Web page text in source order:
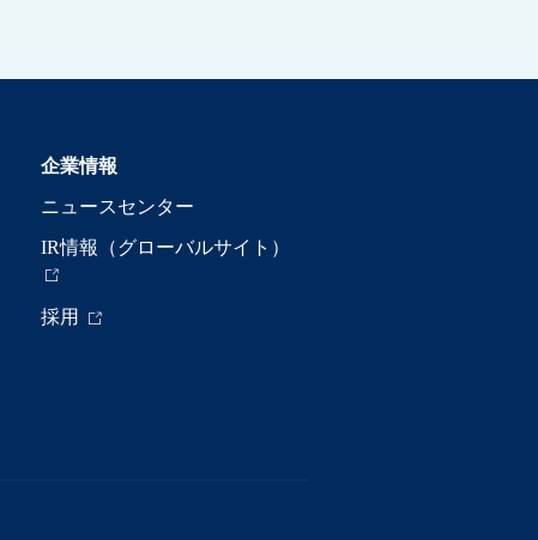
企業情報
ニュースセンター
IR情報（グローバルサイト）
採用